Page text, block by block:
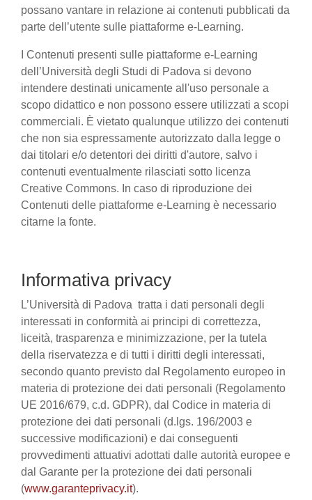
possano vantare in relazione ai contenuti pubblicati da
parte dell’utente sulle piattaforme e-Learning.
I Contenuti presenti sulle piattaforme e-Learning
dell’Università degli Studi di Padova si devono
intendere destinati unicamente all'uso personale a
scopo didattico e non possono essere utilizzati a scopi
commerciali. È vietato qualunque utilizzo dei contenuti
che non sia espressamente autorizzato dalla legge o
dai titolari e/o detentori dei diritti d'autore, salvo i
contenuti eventualmente rilasciati sotto licenza
Creative Commons. In caso di riproduzione dei
Contenuti delle piattaforme e-Learning è necessario
citarne la fonte.
Informativa privacy
L’Università di Padova tratta i dati personali degli
interessati in conformità ai principi di correttezza,
liceità, trasparenza e minimizzazione, per la tutela
della riservatezza e di tutti i diritti degli interessati,
secondo quanto previsto dal Regolamento europeo in
materia di protezione dei dati personali (Regolamento
UE 2016/679, c.d. GDPR), dal Codice in materia di
protezione dei dati personali (d.lgs. 196/2003 e
successive modificazioni) e dai conseguenti
provvedimenti attuativi adottati dalle autorità europee e
dal Garante per la protezione dei dati personali
(www.garanteprivacy.it).